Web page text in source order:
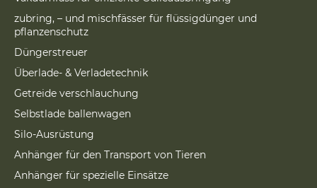
zubring, – und mischfässer für flüssigdünger und
pflanzenschutz
Düngerstreuer
Überlade- & Verladetechnik
Getreide verschlauchung
Selbstlade ballenwagen
Silo-Ausrüstung
Anhänger für den Transport von Tieren
Anhänger für spezielle Einsätze